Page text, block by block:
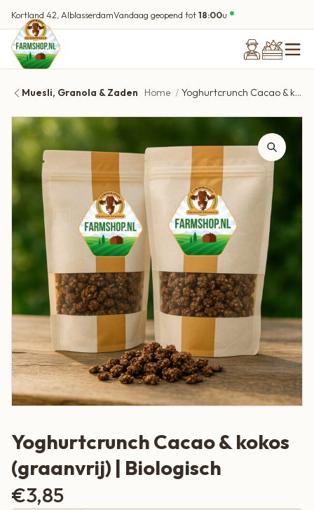
Kortland 42, AlblasserdamVandaag geopend tot18:00u
Muesli, Granola & Zaden Home Yoghurtcrunch Cacao & kokos (graanvrij) | Biologisch
Yoghurtcrunch Cacao & kokos
(graanvrij) | Biologisch
€3,85